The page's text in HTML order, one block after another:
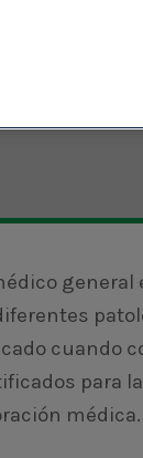
cuando
para
médica.